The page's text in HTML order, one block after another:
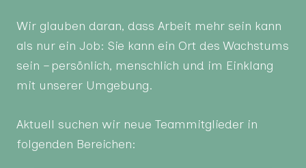
Wir glauben daran, dass Arbeit mehr sein kann
als nur ein Job: Sie kann ein Ort des Wachstums
sein – persönlich, menschlich und im Einklang
mit unserer Umgebung.
Aktuell suchen wir neue Teammitglieder in
folgenden Bereichen: